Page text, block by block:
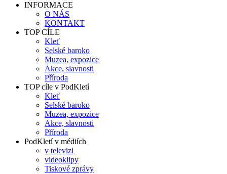
INFORMACE
O NÁS
KONTAKT
TOP CÍLE
Kleť
Selské baroko
Muzea, expozice
Akce, slavnosti
Příroda
TOP cíle v PodKletí
Kleť
Selské baroko
Muzea, expozice
Akce, slavnosti
Příroda
PodKletí v médiích
v televizi
videoklipy
Tiskové zprávy